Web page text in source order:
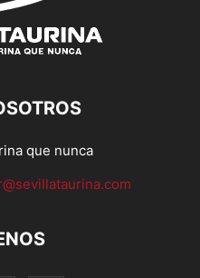
que nunca